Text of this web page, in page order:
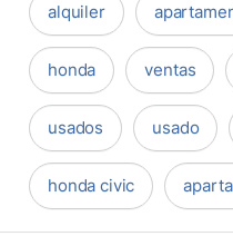
alquiler
honda ventas
usados usado
honda civic